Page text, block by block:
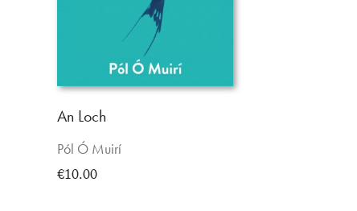
An Loch
Pól Ó Muirí
€10.00